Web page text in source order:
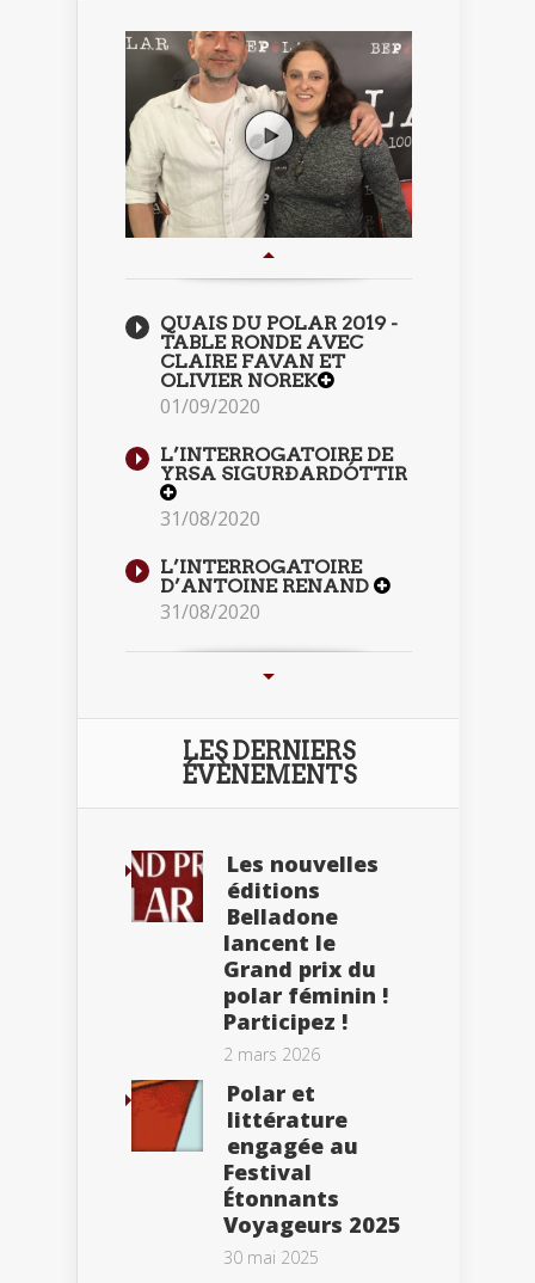
QUAIS DU POLAR 2019 -
TABLE RONDE AVEC
CLAIRE FAVAN ET
OLIVIER NOREK
01/09/2020
L’INTERROGATOIRE DE
YRSA SIGURÐARDÓTTIR
31/08/2020
L’INTERROGATOIRE
D’ANTOINE RENAND
31/08/2020
LES DERNIERS
ÉVÈNEMENTS
Les nouvelles
éditions
Belladone
lancent le
Grand prix du
polar féminin !
Participez !
2 mars 2026
Polar et
littérature
engagée au
Festival
Étonnants
Voyageurs 2025
30 mai 2025